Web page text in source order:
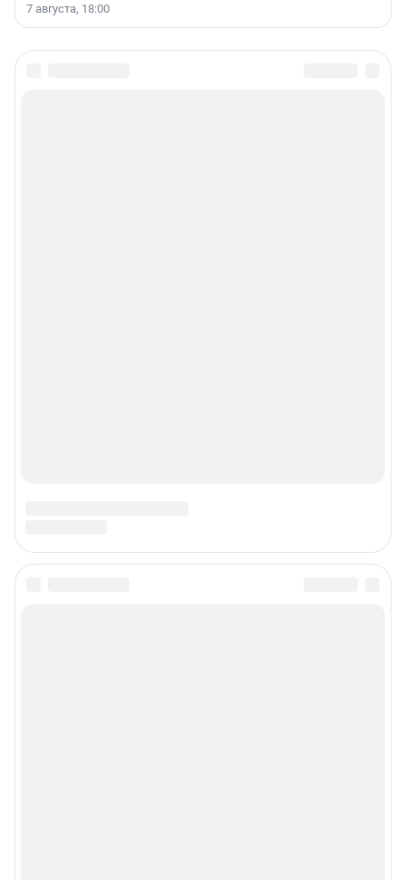
7 августа, 18:00